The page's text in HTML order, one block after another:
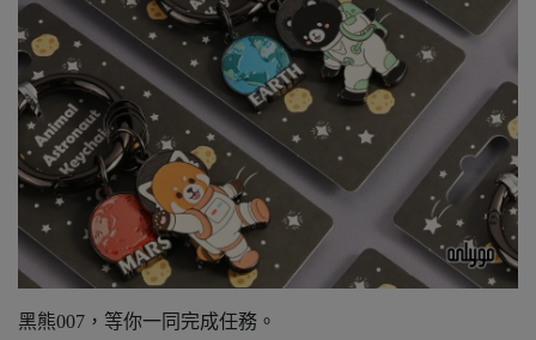
黑熊007，等你一同完成任務。